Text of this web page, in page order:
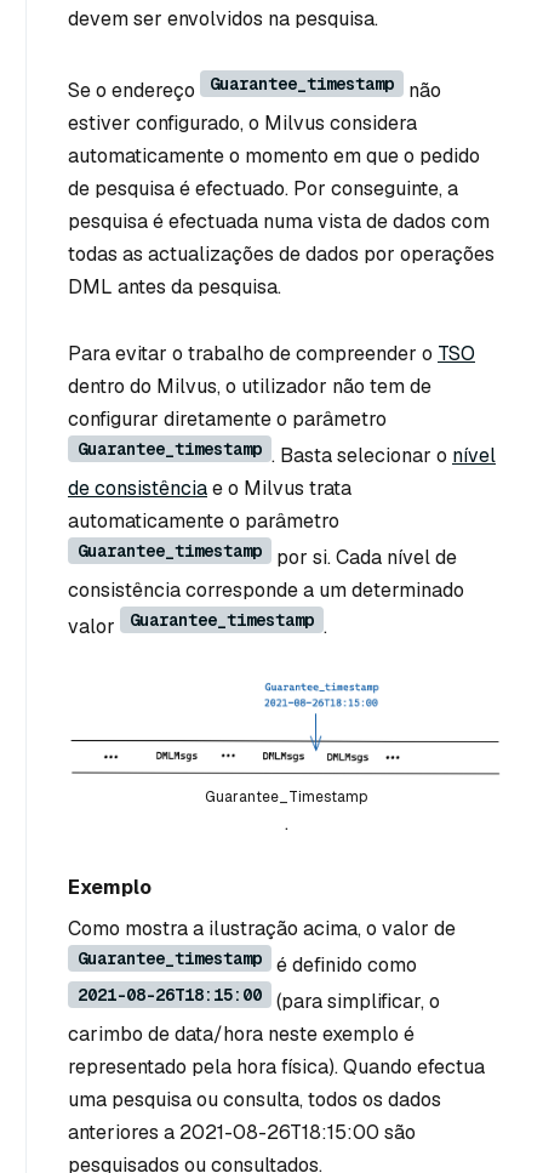
devem ser envolvidos na pesquisa.
Se o endereço Guarantee_timestamp
não
estiver configurado, o Milvus considera
automaticamente o momento em que o pedido
de pesquisa é efectuado. Por conseguinte, a
pesquisa é efectuada numa vista de dados com
todas as actualizações de dados por operações
DML antes da pesquisa.
Para evitar o trabalho de compreender o TSO
dentro do Milvus, o utilizador não tem de
configurar diretamente o parâmetro
Guarantee_timestamp . Basta selecionar o nível
de consistênciae o Milvus trata
automaticamente o parâmetro
Guarantee_timestamp
por si. Cada nível de
consistência corresponde a um determinado
valor
Guarantee_timestamp .
Guarantee_Timestamp
.
Exemplo
Como mostra a ilustração acima, o valor de
Guarantee_timestamp é definido como
2021-08-26T18:15:00
(para simplificar, o
carimbo de data/hora neste exemplo é
representado pela hora física). Quando efectua
uma pesquisa ou consulta, todos os dados
anteriores a 2021-08-26T18:15:00 são
pesquisados ou consultados.